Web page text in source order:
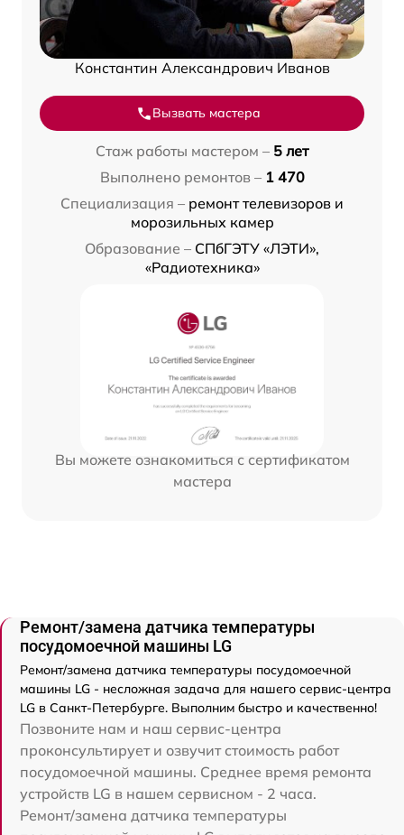
Константин Александрович Иванов
Вызвать мастера
Стаж работы мастером – 5 лет
Выполнено ремонтов – 1 470
Специализация – ремонт телевизоров и
морозильных камер
Образование – СПбГЭТУ «ЛЭТИ»,
«Радиотехника»
Вы можете ознакомиться с сертификатом
мастера
Ремонт/замена датчика температуры
посудомоечной машины LG
Ремонт/замена датчика температуры посудомоечной
машины LG - несложная задача для нашего сервис-центра
LG в Санкт-Петербурге. Выполним быстро и качественно!
Позвоните нам и наш сервис-центра
проконсультирует и озвучит стоимость работ
посудомоечной машины. Среднее время ремонта
устройств LG в нашем сервисном - 2 часа.
Ремонт/замена датчика температуры